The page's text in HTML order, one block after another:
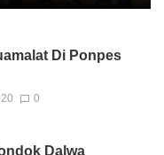
Di Ponpes
0
Dalwa